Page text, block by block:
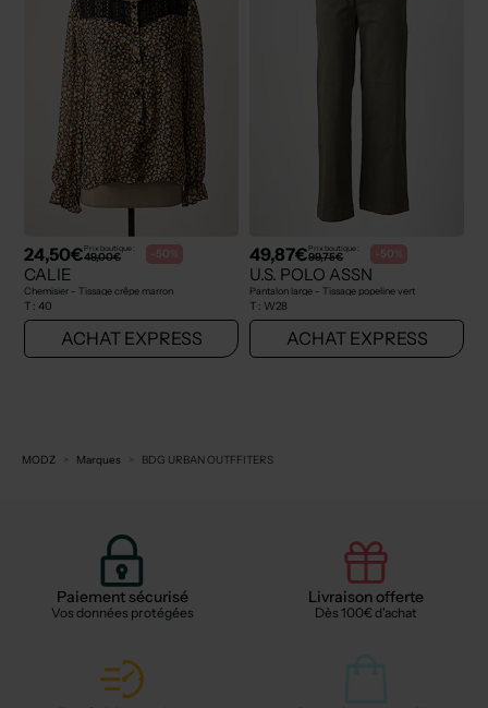
24,50€Prix boutique :
49,00€ -50%
CALIE
Chemisier - Tissage crêpe marron
T : 40
ACHAT EXPRESS
49,87€Prix boutique :
99,75€ -50%
U.S. POLO ASSN
Pantalon large - Tissage popeline vert
T : W28
ACHAT EXPRESS
MODZ Marques BDG URBAN OUTFFITERS
Paiement sécurisé
Vos données protégées
Livraison offerte
Dès 100€ d'achat